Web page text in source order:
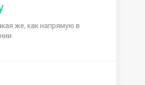
же, как напрямую в